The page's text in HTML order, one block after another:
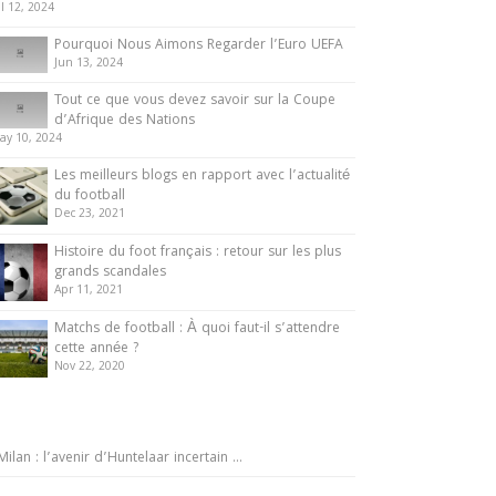
12, 2024
Pourquoi Nous Aimons Regarder l’Euro UEFA
Jun 13, 2024
Tout ce que vous devez savoir sur la Coupe
d’Afrique des Nations
10, 2024
Les meilleurs blogs en rapport avec l’actualité
du football
Dec 23, 2021
Histoire du foot français : retour sur les plus
grands scandales
Apr 11, 2021
Matchs de football : À quoi faut-il s’attendre
cette année ?
Nov 22, 2020
: l’avenir d’Huntelaar incertain …